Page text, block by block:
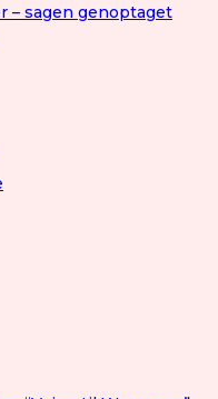
– sagen genoptaget